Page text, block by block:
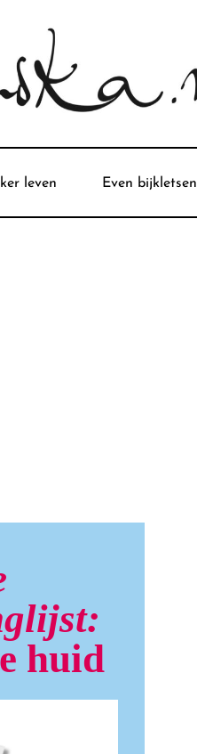
leven Even bijkletsen
huid